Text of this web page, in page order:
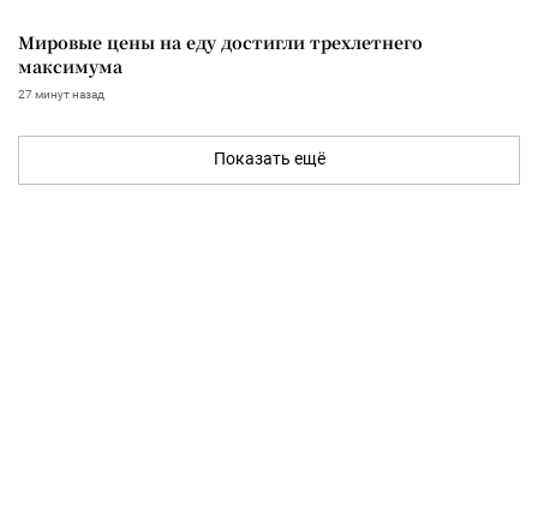
Мировые цены на еду достигли трехлетнего
максимума
27 минут назад
Показать ещё